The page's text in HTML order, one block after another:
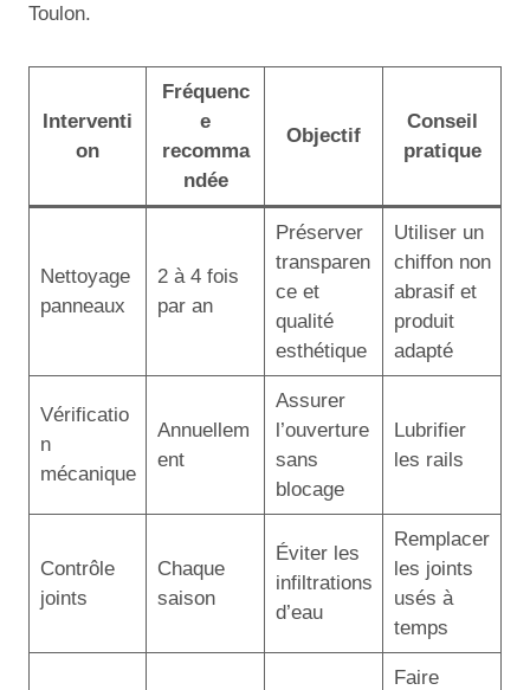
Toulon.
Interventi
on
Fréquenc
e
recomma
ndée
Objectif
Conseil
pratique
Nettoyage
panneaux
2 à 4 fois
par an
Préserver
transparen
ce et
qualité
esthétique
Utiliser un
chiffon non
abrasif et
produit
adapté
Vérificatio
n
mécanique
Annuellem
ent
Assurer
l’ouverture
sans
blocage
Lubrifier
les rails
Contrôle
joints
Chaque
saison
Éviter les
infiltrations
d’eau
Remplacer
les joints
usés à
temps
Faire